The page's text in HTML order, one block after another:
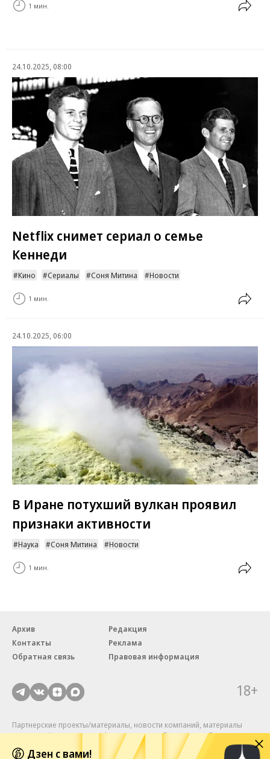
1 мин.
24.10.2025, 08:00
Netflix снимет сериал о семье
Кеннеди
Кино Сериалы Соня Митина Новости
1 мин.
24.10.2025, 06:00
В Иране потухший вулкан проявил
признаки активности
Наука Соня Митина Новости
1 мин.
Архив
Редакция
Контакты
Реклама
Обратная связь
Правовая информация
18+
Партнерские проекты/материалы, новости компаний, материалы
с пометкой «Промо» и «Официальное сообщение» опубликованы
на коммерческой основе.
Дзен с вами!